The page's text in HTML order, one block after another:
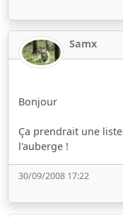
Samx
Bonjour
Ça prendrait une
l'auberge !
30/09/2008 17:22